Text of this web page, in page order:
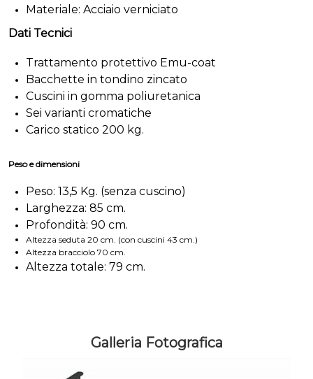
Materiale: Acciaio verniciato
Dati Tecnici
Trattamento protettivo Emu-coat
Bacchette in tondino zincato
Cuscini in gomma poliuretanica
Sei varianti cromatiche
Carico statico 200 kg.
Peso e dimensioni
Peso: 13,5 Kg. (senza cuscino)
Larghezza: 85 cm.
Profondità: 90 cm.
Altezza seduta 20 cm. (con cuscini 43 cm.)
Altezza bracciolo 70 cm.
Altezza totale: 79 cm.
Galleria Fotografica